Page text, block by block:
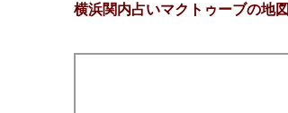
横浜関内占いマクトゥーブの地図